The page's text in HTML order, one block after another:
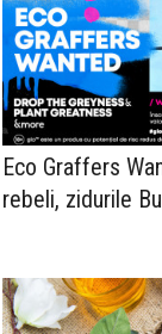
Eco Graffers
rebeli, zidurile